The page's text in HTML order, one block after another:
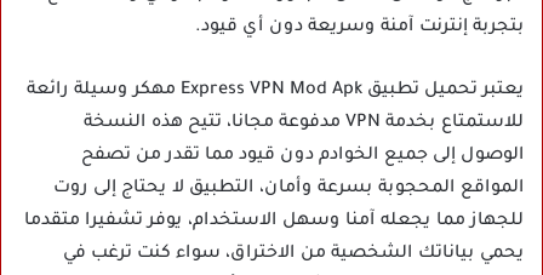
بتجربة إنترنت آمنة وسريعة دون أي قيود.
يعتبر تحميل تطبيق Express VPN Mod Apk مهكر وسيلة رائعة
للاستمتاع بخدمة VPN مدفوعة مجانا، تتيح هذه النسخة
الوصول إلى جميع الخوادم دون قيود مما تقدر من تصفح
المواقع المحجوبة بسرعة وأمان، التطبيق لا يحتاج إلى روت
للجهاز مما يجعله آمنا وسهل الاستخدام، يوفر تشفيرا متقدما
يحمي بياناتك الشخصية من الاختراق، سواء كنت ترغب في